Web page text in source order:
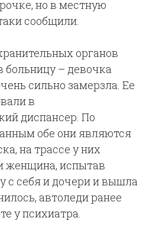
но в местную
сообщили.
органов
больницу – девочка
сильно замерзла. Ее
в
диспансер. По
обе они являются
на трассе у них
женщина, испытав
с себя и дочери и вышла
автоледи ранее
у психиатра.